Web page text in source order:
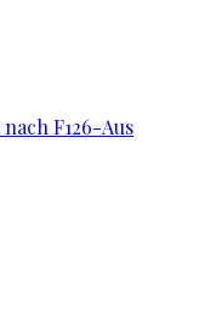
F126-Aus